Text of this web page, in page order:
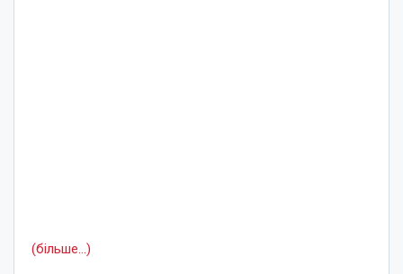
(більше…)